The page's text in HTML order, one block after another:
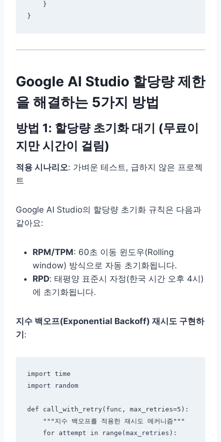
Google AI Studio 할당량 제한
을 해결하는 5가지 방법
방법 1: 할당량 초기화 대기 (무료이
지만 시간이 걸림)
적용 시나리오: 가벼운 테스트, 급하지 않은 프로젝
트
Google AI Studio의 할당량 초기화 규칙은 다음과
같아요:
RPM/TPM: 60초 이동 윈도우(Rolling
window) 방식으로 자동 초기화됩니다.
RPD: 태평양 표준시 자정(한국 시간 오후 4시)
에 초기화됩니다.
지수 백오프(Exponential Backoff) 재시도 구현하
기 :
import time
import random
def call_with_retry(func, max_retries=5):